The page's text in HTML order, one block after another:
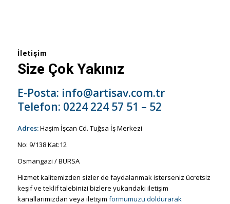
İletişim
Size Çok Yakınız
E-Posta: info@artisav.com.tr
Telefon: 0224 224 57 51 – 52
Adres:Haşim İşcan Cd. Tuğsa İş Merkezi
No: 9/138 Kat:12
Osmangazi / BURSA
Hizmet kalitemizden sizler de faydalanmak isterseniz ücretsiz
keşif ve teklif talebinizi bizlere yukarıdaki iletişim
kanallarımızdan veya iletişim formumuzu doldurarak